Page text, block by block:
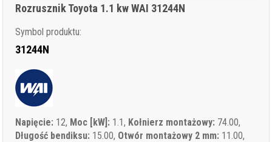
Rozrusznik Toyota 1.1 kw WAI 31244N
Symbol produktu:
31244N
Napięcie: 12, Moc [kW]: 1.1, Kołnierz montażowy: 74.00,
Długość bendiksu: 15.00, Otwór montażowy 2 mm: 11.00,